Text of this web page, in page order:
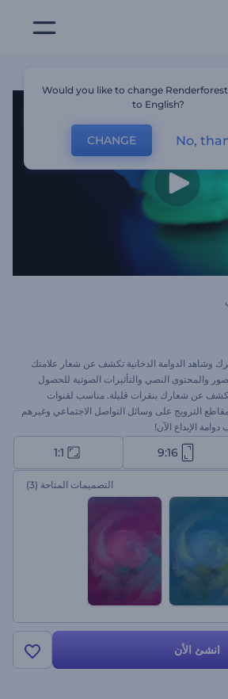
وشاهد الدوامة الدخانية تكشف عن شعار علامتك
والمحتوى النصي والتأثيرات الصوتية للحصول
عن شعارك بنقرات قليلة. مناسب لقنوات
ومقاطع الترويج على وسائل التواصل الاجتماعي وغيرهم
الإبداع الآن!
9:16
1:1
التصميمات المتاحة (3)
انشئ الأن
Would you like to change
to English?
CHANGE No,